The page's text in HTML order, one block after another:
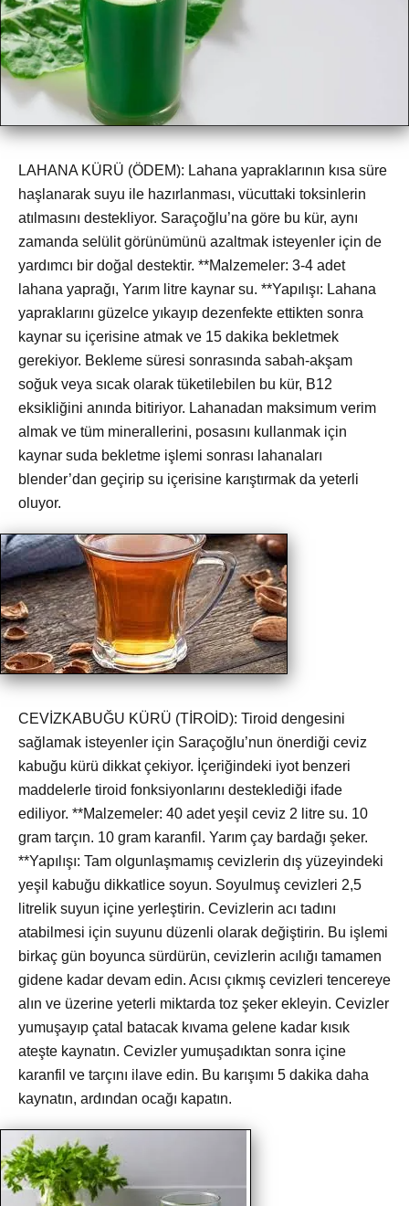
LAHANA KÜRÜ (ÖDEM): Lahana yapraklarının kısa süre
haşlanarak suyu ile hazırlanması, vücuttaki toksinlerin
atılmasını destekliyor. Saraçoğlu’na göre bu kür, aynı
zamanda selülit görünümünü azaltmak isteyenler için de
yardımcı bir doğal destektir. **Malzemeler: 3-4 adet
lahana yaprağı, Yarım litre kaynar su. **Yapılışı: Lahana
yapraklarını güzelce yıkayıp dezenfekte ettikten sonra
kaynar su içerisine atmak ve 15 dakika bekletmek
gerekiyor. Bekleme süresi sonrasında sabah-akşam
soğuk veya sıcak olarak tüketilebilen bu kür, B12
eksikliğini anında bitiriyor. Lahanadan maksimum verim
almak ve tüm minerallerini, posasını kullanmak için
kaynar suda bekletme işlemi sonrası lahanaları
blender’dan geçirip su içerisine karıştırmak da yeterli
oluyor.
CEVİZKABUĞU KÜRÜ (TİROİD): Tiroid dengesini
sağlamak isteyenler için Saraçoğlu’nun önerdiği ceviz
kabuğu kürü dikkat çekiyor. İçeriğindeki iyot benzeri
maddelerle tiroid fonksiyonlarını desteklediği ifade
ediliyor. **Malzemeler: 40 adet yeşil ceviz 2 litre su. 10
gram tarçın. 10 gram karanfil. Yarım çay bardağı şeker.
**Yapılışı: Tam olgunlaşmamış cevizlerin dış yüzeyindeki
yeşil kabuğu dikkatlice soyun. Soyulmuş cevizleri 2,5
litrelik suyun içine yerleştirin. Cevizlerin acı tadını
atabilmesi için suyunu düzenli olarak değiştirin. Bu işlemi
birkaç gün boyunca sürdürün, cevizlerin acılığı tamamen
gidene kadar devam edin. Acısı çıkmış cevizleri tencereye
alın ve üzerine yeterli miktarda toz şeker ekleyin. Cevizler
yumuşayıp çatal batacak kıvama gelene kadar kısık
ateşte kaynatın. Cevizler yumuşadıktan sonra içine
karanfil ve tarçını ilave edin. Bu karışımı 5 dakika daha
kaynatın, ardından ocağı kapatın.